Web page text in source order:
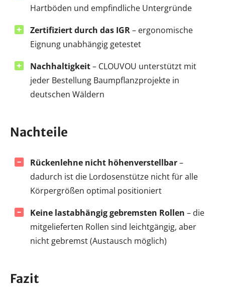
Hartböden und empfindliche Untergründe
Zertifiziert durch das IGR– ergonomische
Eignung unabhängig getestet
Nachhaltigkeit– CLOUVOU unterstützt mit
jeder Bestellung Baumpflanzprojekte in
deutschen Wäldern
Nachteile
Rückenlehne nicht höhenverstellbar–
dadurch ist die Lordosenstütze nicht für alle
Körpergrößen optimal positioniert
Keine lastabhängig gebremsten Rollen – die
mitgelieferten Rollen sind leichtgängig, aber
nicht gebremst (Austausch möglich)
Fazit